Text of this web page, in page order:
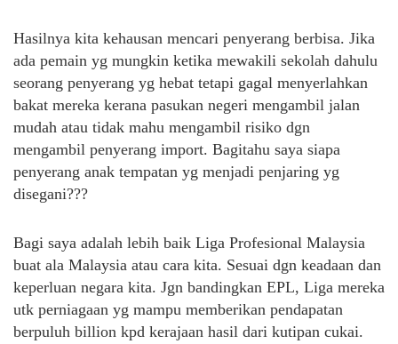
Hasilnya kita kehausan mencari penyerang berbisa. Jika
ada pemain yg mungkin ketika mewakili sekolah dahulu
seorang penyerang yg hebat tetapi gagal menyerlahkan
bakat mereka kerana pasukan negeri mengambil jalan
mudah atau tidak mahu mengambil risiko dgn
mengambil penyerang import. Bagitahu saya siapa
penyerang anak tempatan yg menjadi penjaring yg
disegani???
Bagi saya adalah lebih baik Liga Profesional Malaysia
buat ala Malaysia atau cara kita. Sesuai dgn keadaan dan
keperluan negara kita. Jgn bandingkan EPL, Liga mereka
utk perniagaan yg mampu memberikan pendapatan
berpuluh billion kpd kerajaan hasil dari kutipan cukai.